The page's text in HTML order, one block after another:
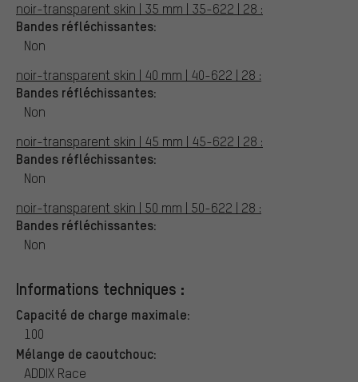
noir-transparent skin | 35 mm | 35-622 | 28 :
Bandes réfléchissantes:
Non
noir-transparent skin | 40 mm | 40-622 | 28 :
Bandes réfléchissantes:
Non
noir-transparent skin | 45 mm | 45-622 | 28 :
Bandes réfléchissantes:
Non
noir-transparent skin | 50 mm | 50-622 | 28 :
Bandes réfléchissantes:
Non
Informations techniques :
Capacité de charge maximale:
100
Mélange de caoutchouc:
ADDIX Race